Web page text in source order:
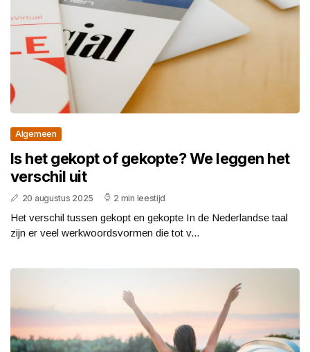
Algemeen
Is het gekopt of gekopte? We leggen het
verschil uit
20 augustus 2025 2 min leestijd
Het verschil tussen gekopt en gekopte In de Nederlandse taal
zijn er veel werkwoordsvormen die tot v...